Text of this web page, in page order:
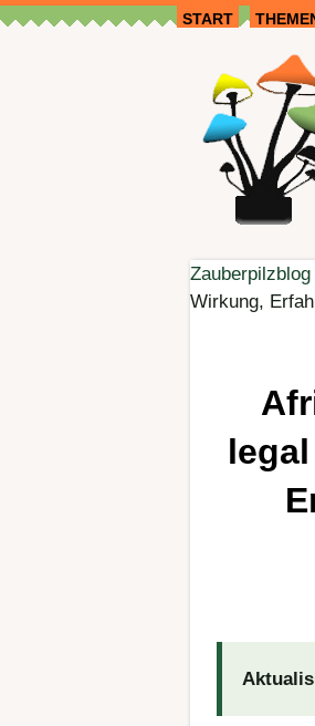
START
Zauberpilzblog
Wirkung,